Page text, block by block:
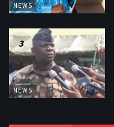
NEWS
NEWS